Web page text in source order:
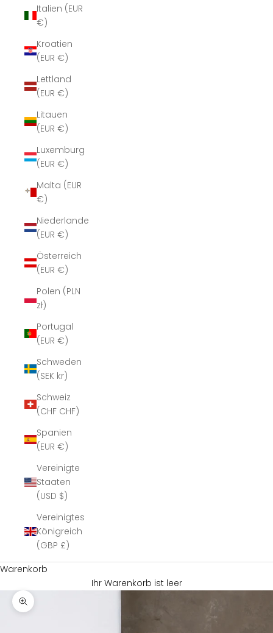
Italien (EUR
€)
Kroatien
(EUR €)
Lettland
(EUR €)
Litauen
(EUR €)
Luxemburg
(EUR €)
Malta (EUR
€)
Niederlande
(EUR €)
Österreich
(EUR €)
Polen (PLN
zł)
Portugal
(EUR €)
Schweden
(SEK kr)
Schweiz
(CHF CHF)
Spanien
(EUR €)
Vereinigte
Staaten
(USD $)
Vereinigtes
Königreich
(GBP £)
Warenkorb
Ihr Warenkorb ist leer
Bild vergrößern